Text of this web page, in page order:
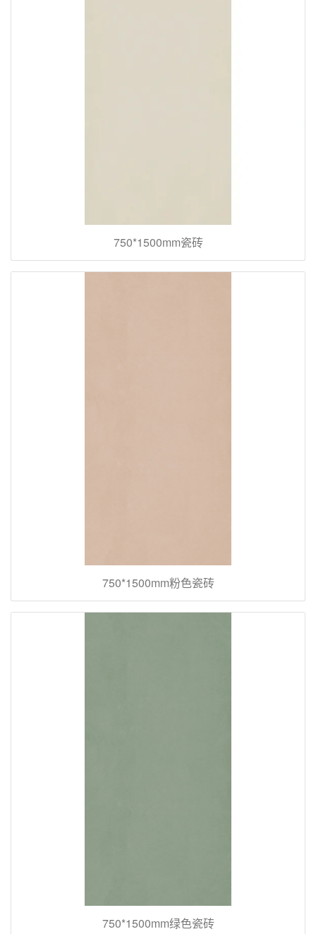
750*1500mm瓷砖
750*1500mm粉色瓷砖
750*1500mm绿色瓷砖